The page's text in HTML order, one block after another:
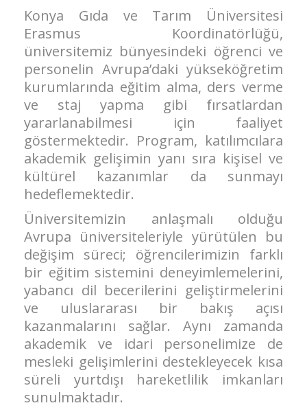
Konya Gıda ve Tarım Üniversitesi
Erasmus Koordinatörlüğü,
üniversitemiz bünyesindeki öğrenci ve
personelin Avrupa’daki yükseköğretim
kurumlarında eğitim alma, ders verme
ve staj yapma gibi fırsatlardan
yararlanabilmesi için faaliyet
göstermektedir. Program, katılımcılara
akademik gelişimin yanı sıra kişisel ve
kültürel kazanımlar da sunmayı
hedeflemektedir.
Üniversitemizin anlaşmalı olduğu
Avrupa üniversiteleriyle yürütülen bu
değişim süreci; öğrencilerimizin farklı
bir eğitim sistemini deneyimlemelerini,
yabancı dil becerilerini geliştirmelerini
ve uluslararası bir bakış açısı
kazanmalarını sağlar. Aynı zamanda
akademik ve idari personelimize de
mesleki gelişimlerini destekleyecek kısa
süreli yurtdışı hareketlilik imkanları
sunulmaktadır.